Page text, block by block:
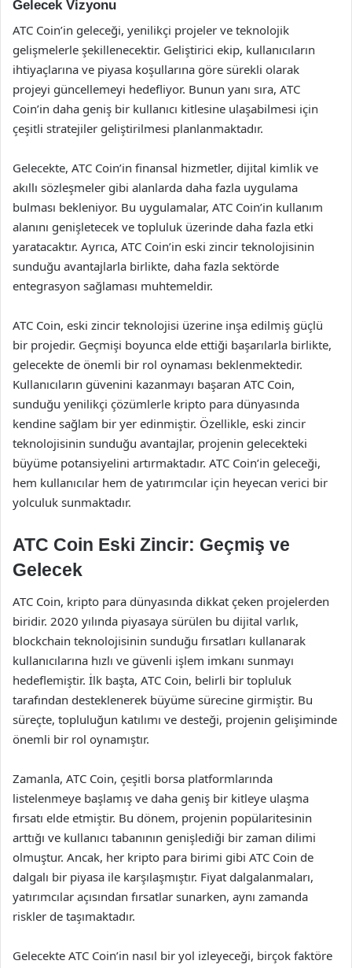
Gelecek Vizyonu
ATC Coin’in geleceği, yenilikçi projeler ve teknolojik
gelişmelerle şekillenecektir. Geliştirici ekip, kullanıcıların
ihtiyaçlarına ve piyasa koşullarına göre sürekli olarak
projeyi güncellemeyi hedefliyor. Bunun yanı sıra, ATC
Coin’in daha geniş bir kullanıcı kitlesine ulaşabilmesi için
çeşitli stratejiler geliştirilmesi planlanmaktadır.
Gelecekte, ATC Coin’in finansal hizmetler, dijital kimlik ve
akıllı sözleşmeler gibi alanlarda daha fazla uygulama
bulması bekleniyor. Bu uygulamalar, ATC Coin’in kullanım
alanını genişletecek ve topluluk üzerinde daha fazla etki
yaratacaktır. Ayrıca, ATC Coin’in eski zincir teknolojisinin
sunduğu avantajlarla birlikte, daha fazla sektörde
entegrasyon sağlaması muhtemeldir.
ATC Coin, eski zincir teknolojisi üzerine inşa edilmiş güçlü
bir projedir. Geçmişi boyunca elde ettiği başarılarla birlikte,
gelecekte de önemli bir rol oynaması beklenmektedir.
Kullanıcıların güvenini kazanmayı başaran ATC Coin,
sunduğu yenilikçi çözümlerle kripto para dünyasında
kendine sağlam bir yer edinmiştir. Özellikle, eski zincir
teknolojisinin sunduğu avantajlar, projenin gelecekteki
büyüme potansiyelini artırmaktadır. ATC Coin’in geleceği,
hem kullanıcılar hem de yatırımcılar için heyecan verici bir
yolculuk sunmaktadır.
ATC Coin Eski Zincir: Geçmiş ve
Gelecek
ATC Coin, kripto para dünyasında dikkat çeken projelerden
biridir. 2020 yılında piyasaya sürülen bu dijital varlık,
blockchain teknolojisinin sunduğu fırsatları kullanarak
kullanıcılarına hızlı ve güvenli işlem imkanı sunmayı
hedeflemiştir. İlk başta, ATC Coin, belirli bir topluluk
tarafından desteklenerek büyüme sürecine girmiştir. Bu
süreçte, topluluğun katılımı ve desteği, projenin gelişiminde
önemli bir rol oynamıştır.
Zamanla, ATC Coin, çeşitli borsa platformlarında
listelenmeye başlamış ve daha geniş bir kitleye ulaşma
fırsatı elde etmiştir. Bu dönem, projenin popülaritesinin
arttığı ve kullanıcı tabanının genişlediği bir zaman dilimi
olmuştur. Ancak, her kripto para birimi gibi ATC Coin de
dalgalı bir piyasa ile karşılaşmıştır. Fiyat dalgalanmaları,
yatırımcılar açısından fırsatlar sunarken, aynı zamanda
riskler de taşımaktadır.
Gelecekte ATC Coin’in nasıl bir yol izleyeceği, birçok faktöre